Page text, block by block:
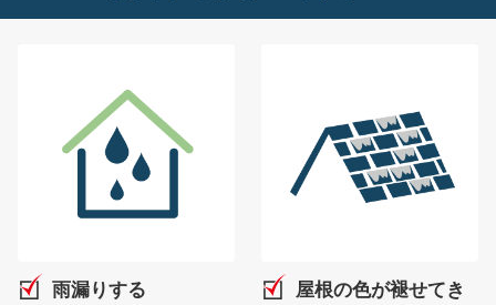
雨漏りする
屋根の色が褪せてき